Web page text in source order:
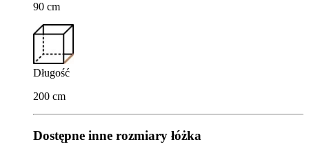
90 cm
Długość
200 cm
Dostępne inne rozmiary łóżka